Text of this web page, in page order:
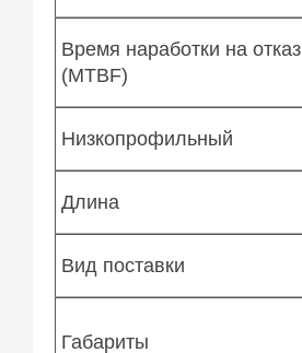
Время наработки на отказ
(MTBF)
Низкопрофильный
Длина
Вид поставки
Габариты